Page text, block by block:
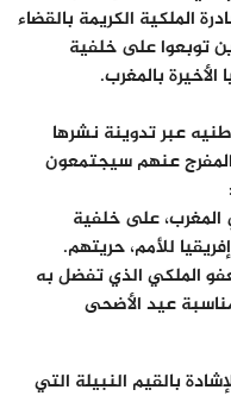
الملكية الكريمة بالقضاء
توبعوا على خلفية
بالمغرب.
عبر تدوينة نشرها
عنهم سيجتمعون
على خلفية
للأمم، حريتهم.
الملكي الذي تفضل به
عيد الأضحى
بالقيم النبيلة التي